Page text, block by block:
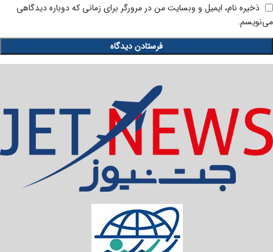
ذخیره نام، ایمیل و وبسایت من در مرورگر برای زمانی که دوباره دیدگاهی
می‌نویسم.